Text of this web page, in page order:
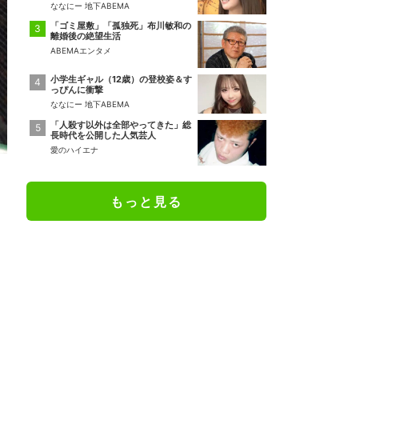
ななにー 地下ABEMA
「ゴミ屋敷」「孤独死」布川敏和の
離婚後の絶望生活
ABEMAエンタメ
小学生ギャル（12歳）の登校姿＆す
っぴんに衝撃
ななにー 地下ABEMA
「人殺す以外は全部やってきた」総
長時代を公開した人気芸人
愛のハイエナ
もっと見る